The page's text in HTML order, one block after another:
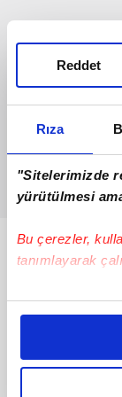
Rıza
"Sitelerimizde
yürütülmesi
Bu çerezler,
tanımlayarak
Bu çerezlere
daha iyi reklam
amacımızın
olduğunu ve
Reddet
Bunlar